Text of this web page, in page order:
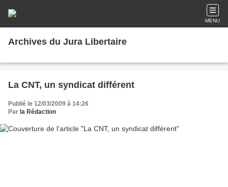
MENU
Archives du Jura Libertaire
La CNT, un syndicat différent
Publié le 12/03/2009 à 14:26
Par la Rédaction